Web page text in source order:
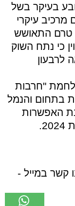
הקיטון נובע בעיקר בשל
מרכיב עיקרי
טרם התאושש
של שנת 2024. יצוין כי נתח השוק
לרבעון
"חרבות
בתחום והנמל
האפשרות
קשר במייל -